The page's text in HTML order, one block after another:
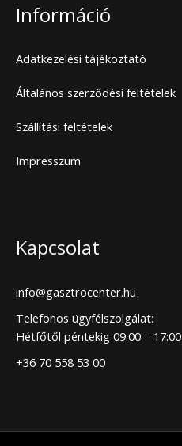
Információ
Adatkezelési tájékoztató
Általános szerződési feltételek
Szállítási feltételek
Impresszum
Kapcsolat
info@gasztrocenter.hu
Telefonos ügyfélszolgálat:
Hétfőtől péntekig 09:00 – 17:00
+36 70 558 53 00